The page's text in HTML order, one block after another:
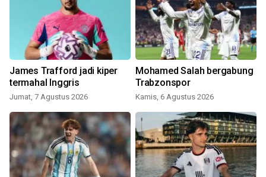
James Trafford jadi kiper
termahal Inggris
Jumat, 7 Agustus 2026
Mohamed Salah bergabung
Trabzonspor
Kamis, 6 Agustus 2026